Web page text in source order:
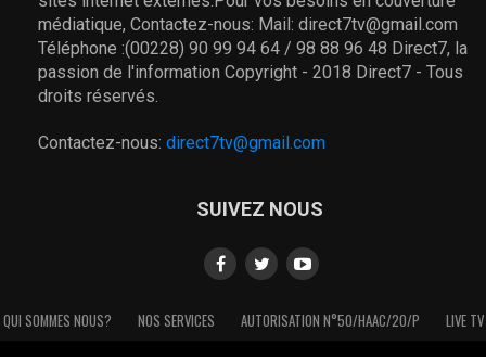
médiatique, Contactez-nous: Mail: direct7tv@gmail.com
Téléphone :(00228) 90 99 94 64 / 98 88 96 48 Direct7, la
passion de l'information Copyright - 2018 Direct7 - Tous
droits réservés.
Contactez-nous: direct7tv@gmail.com
SUIVEZ NOUS
QUI SOMMES NOUS? NOS SERVICES AUTORISATION N°50/HAAC/20/P LIVE TV